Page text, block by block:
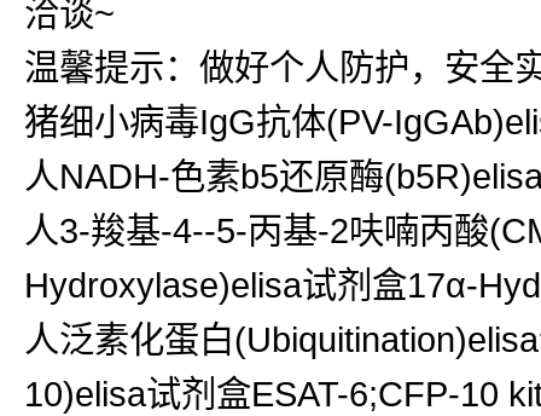
洽谈~
温馨提示：做好个人防护，安全
猪细小病毒IgG抗体(PV-
人NADH-色素b5还原酶
人3-羧基-4--5-丙基-2呋喃丙酸
Hydroxylase)elisa试剂盒17α-
人泛素化蛋白
10)elisa试剂盒ESAT-6;CFP-10